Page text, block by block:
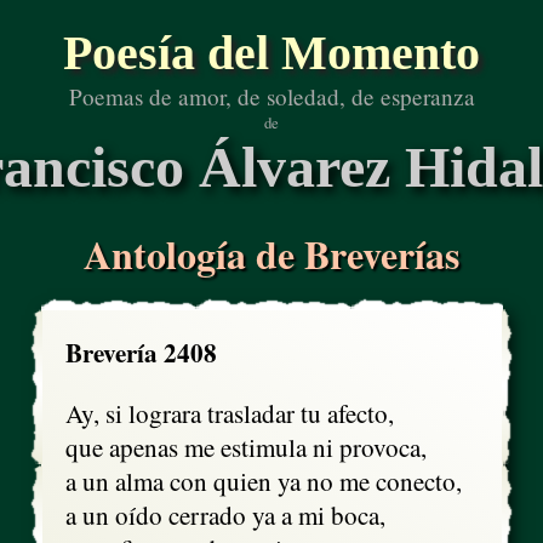
Poesía del Momento
Poemas de amor, de soledad, de esperanza
de
Álvarez
Antología de Breverías
Brevería 2408
Ay, si lograra trasladar tu afecto,
que apenas me estimula ni provoca,
a un alma con quien ya no me conecto,
a un oído cerrado ya a mi boca,